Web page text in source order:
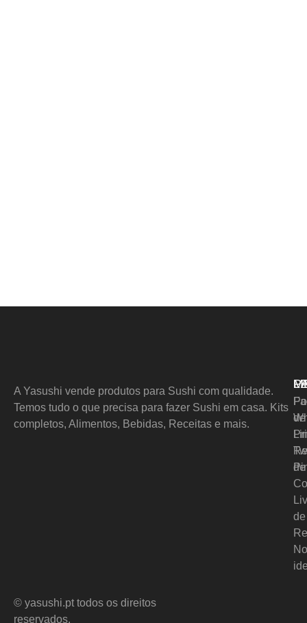
A Yasushi vende produtos para Sushi com qualidade.
Temos tudo o que precisa para fazer Sushi em casa. Kits
completos, Alimentos, Bebidas, Receitas e mais.
de
de
de
© yasushi.pt todos os direitos
reservados.